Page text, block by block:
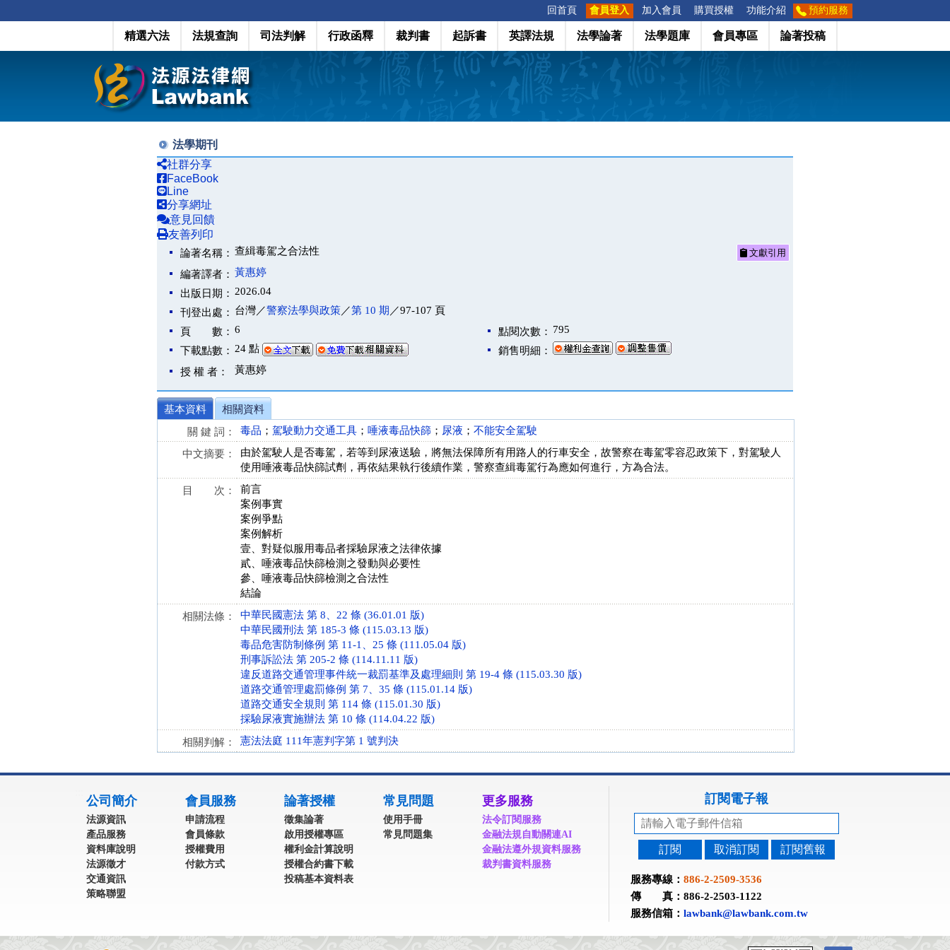
回首頁 會員登入 加入會員 購買授權 功能介紹 預約服務
精選六法 法規查詢 司法判解 行政函釋 裁判書 起訴書 英譯法規 法學論著 法學題庫 會員專區 論著投稿
法學期刊
社群分享
FaceBook
Line
分享網址
意見回饋
友善列印
論著名稱： 查緝毒駕之合法性 文獻引用
編著譯者： 黃惠婷
出版日期： 2026.04
刊登出處： 台灣／警察法學與政策／第 10 期 ／97-107 頁
頁 數： 6 點閱次數： 795
下載點數： 24 點
銷售明細：
授 權 者：
黃惠婷
基本資料
相關資料
關 鍵 詞：
毒品 ； 駕駛動力交通工具 ； 唾液毒品快篩 ； 尿液 ； 不能安全駕駛
中文摘要：
由於駕駛人是否毒駕，若等到尿液送驗，將無法保障所有用路人的行車安全，故警察在毒駕零容忍政策下，對駕駛人
使用唾液毒品快篩試劑，再依結果執行後續作業，警察查緝毒駕行為應如何進行，方為合法。
目 次：
前言
案例事實
案例爭點
案例解析
壹、對疑似服用毒品者採驗尿液之法律依據
貳、唾液毒品快篩檢測之發動與必要性
參、唾液毒品快篩檢測之合法性
結論
相關法條：
中華民國憲法 第 8、22 條 (36.01.01 版)
中華民國刑法 第 185-3 條 (115.03.13 版)
毒品危害防制條例 第 11-1、25 條 (111.05.04 版)
刑事訴訟法 第 205-2 條 (114.11.11 版)
違反道路交通管理事件統一裁罰基準及處理細則 第 19-4 條 (115.03.30 版)
道路交通管理處罰條例 第 7、35 條 (115.01.14 版)
道路交通安全規則 第 114 條 (115.01.30 版)
採驗尿液實施辦法 第 10 條 (114.04.22 版)
相關判解： 憲法法庭 111年憲判字第 1 號判決
公司簡介
法源資訊
產品服務
資料庫說明
法源徵才
交通資訊
策略聯盟
會員服務
申請流程
會員條款
授權費用
付款方式
論著授權
徵集論著
啟用授權專區
權利金計算說明
授權合約書下載
投稿基本資料表
常見問題
使用手冊
常見問題集
更多服務
法令訂閱服務
金融法規自動關連AI
金融法遵外規資料服務
裁判書資料服務
訂閱電子報
訂閱 取消訂閱 訂閱舊報
服務專線： 886-2-2509-3536
傳 真：886-2-2503-1122
服務信箱： lawbank@lawbank.com.tw